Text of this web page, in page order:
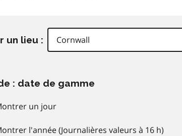
un lieu :
: date de gamme
un jour
l'année (Journalières valeurs à 16 h)